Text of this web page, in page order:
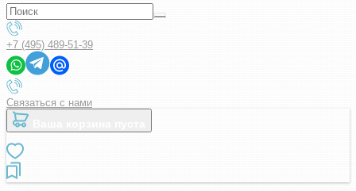
+7 (495) 489-51-39
Связаться с нами